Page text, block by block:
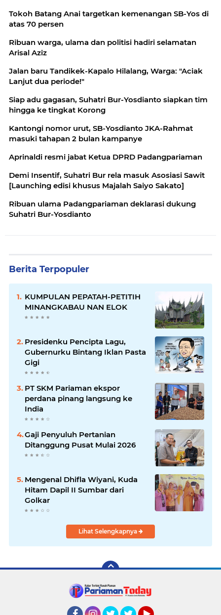
Tokoh Batang Anai targetkan kemenangan SB-Yos di
atas 70 persen
Ribuan warga, ulama dan politisi hadiri selamatan
Arisal Aziz
Jalan baru Tandikek-Kapalo Hilalang, Warga: "Aciak
Lanjut dua periode!"
Siap adu gagasan, Suhatri Bur-Yosdianto siapkan tim
hingga ke tingkat Korong
Kantongi nomor urut, SB-Yosdianto JKA-Rahmat
masuki tahapan 2 bulan kampanye
Aprinaldi resmi jabat Ketua DPRD Padangpariaman
Demi Insentif, Suhatri Bur rela masuk Asosiasi Sawit
[Launching edisi khusus Majalah Saiyo Sakato]
Ribuan ulama Padangpariaman deklarasi dukung
Suhatri Bur-Yosdianto
Berita Terpopuler
KUMPULAN PEPATAH-PETITIH
MINANGKABAU NAN ELOK
Presidenku Pencipta Lagu,
Gubernurku Bintang Iklan Pasta
Gigi
PT SKM Pariaman ekspor
perdana pinang langsung ke
India
Gaji Penyuluh Pertanian
Ditanggung Pusat Mulai 2026
Mengenal Dhifla Wiyani, Kuda
Hitam Dapil II Sumbar dari
Golkar
Lihat Selengkapnya